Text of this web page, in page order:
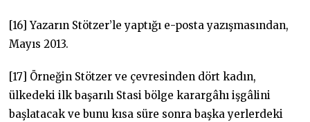
[16] Yazarın Stötzer’le yaptığı e-posta yazışmasından,
Mayıs 2013.
[17] Örneğin Stötzer ve çevresinden dört kadın,
ülkedeki ilk başarılı Stasi bölge karargâhı işgâlini
başlatacak ve bunu kısa süre sonra başka yerlerdeki